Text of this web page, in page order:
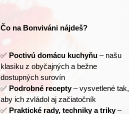
Čo na Bonviváni nájdeš?
✅ Poctivú domácu kuchyňu – našu
klasiku z obyčajných a bežne
dostupných surovín
✅ Podrobné recepty – vysvetlené tak,
aby ich zvládol aj začiatočník
✅ Praktické rady, techniky a triky –